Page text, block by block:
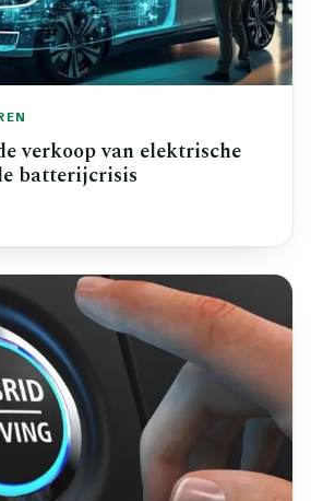
verkoop van elektrische
batterijcrisis